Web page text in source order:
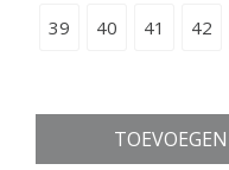
39 40 41 42